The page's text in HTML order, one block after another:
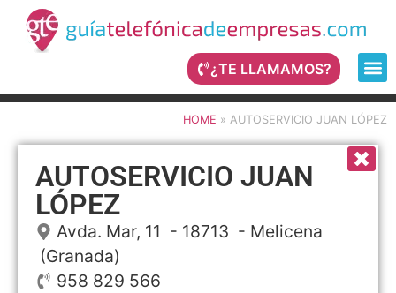
¿TE LLAMAMOS?
HOME » AUTOSERVICIO JUAN LÓPEZ
AUTOSERVICIO JUAN
LÓPEZ
Avda. Mar, 11 - 18713 - Melicena
(Granada)
958 829 566